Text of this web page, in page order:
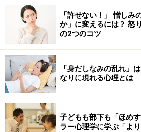
「許せない！」 憎しみ
か」に変えるには？ 怒
の2つのコツ
「身だしなみの乱れ」
なりに現れる心理とは
子どもも部下も「ほめ
ラー心理学に学ぶ「よ